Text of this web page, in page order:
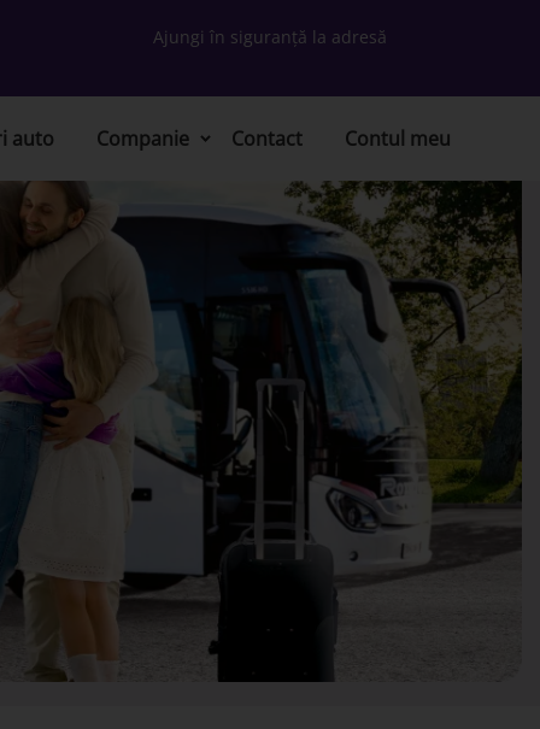
Ajungi în siguranță la adresă
auto Companie Contact Contul meu